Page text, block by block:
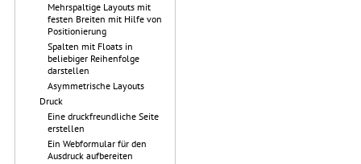
Mehrspaltige Layouts mit
festen Breiten mit Hilfe von
Positionierung
Spalten mit Floats in
beliebiger Reihenfolge
darstellen
Asymmetrische Layouts
Druck
Eine druckfreundliche Seite
erstellen
Ein Webformular für den
Ausdruck aufbereiten